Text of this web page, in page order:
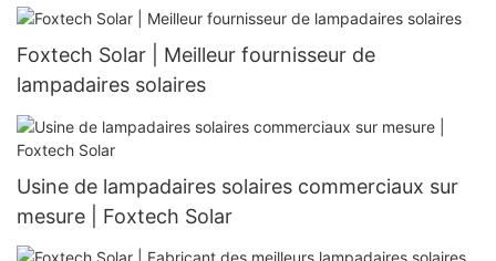
132 cellules
Foxtech Solar | Meilleur fournisseur de
lampadaires solaires
Usine de lampadaires solaires commerciaux sur
mesure | Foxtech Solar